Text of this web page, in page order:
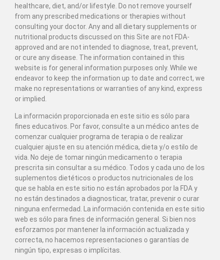
healthcare, diet, and/or lifestyle. Do not remove yourself
from any prescribed medications or therapies without
consulting your doctor. Any and all dietary supplements or
nutritional products discussed on this Site are not FDA-
approved and are not intended to diagnose, treat, prevent,
or cure any disease. The information contained in this
website is for general information purposes only. While we
endeavor to keep the information up to date and correct, we
make no representations or warranties of any kind, express
or implied.
La información proporcionada en este sitio es sólo para
fines educativos. Por favor, consulte a un médico antes de
comenzar cualquier programa de terapia o de realizar
cualquier ajuste en su atención médica, dieta y/o estilo de
vida. No deje de tomar ningún medicamento o terapia
prescrita sin consultar a su médico. Todos y cada uno de los
suplementos dietéticos o productos nutricionales de los
que se habla en este sitio no están aprobados por la FDA y
no están destinados a diagnosticar, tratar, prevenir o curar
ninguna enfermedad. La información contenida en este sitio
web es sólo para fines de información general. Si bien nos
esforzamos por mantener la información actualizada y
correcta, no hacemos representaciones o garantías de
ningún tipo, expresas o implícitas.